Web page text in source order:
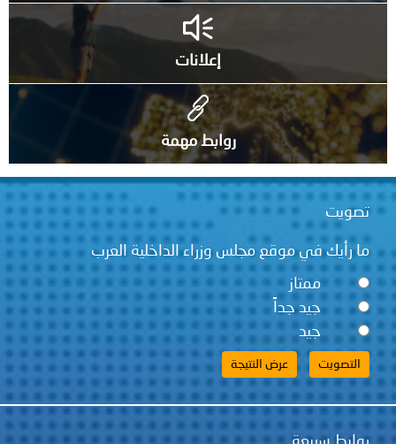
إعلانات
روابط مهمة
تصويت
ما رأيك في موقع مجلس وزراء الداخلية العرب
ممتاز
جيد جداً
جيد